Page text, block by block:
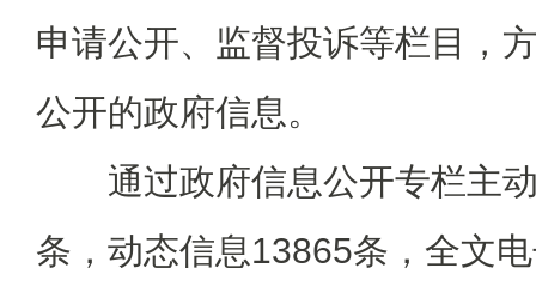
申请公开、监督投诉等栏目，
公开的政府信息。
通过政府信息公开专栏主动
条，动态信息13865条，全文